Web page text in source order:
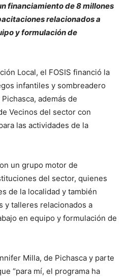
financiamiento de 8 millones
relacionados a
y formulación de
Local, el FOSIS financió la
infantiles y sombreadero
además de
Vecinos del sector con
las actividades de la
un grupo motor de
del sector, quienes
de la localidad y también
y talleres relacionados a
en equipo y formulación de
Milla, de Pichasca y parte
“para mí, el programa ha